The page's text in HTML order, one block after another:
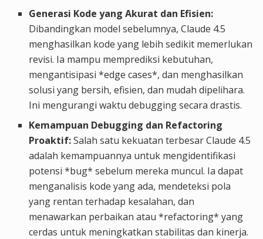
Generasi Kode yang Akurat dan Efisien:
Dibandingkan model sebelumnya, Claude 4.5
menghasilkan kode yang lebih sedikit memerlukan
revisi. Ia mampu memprediksi kebutuhan,
mengantisipasi *edge cases*, dan menghasilkan
solusi yang bersih, efisien, dan mudah dipelihara.
Ini mengurangi waktu debugging secara drastis.
Kemampuan Debugging dan Refactoring
Proaktif:Salah satu kekuatan terbesar Claude 4.5
adalah kemampuannya untuk mengidentifikasi
potensi *bug* sebelum mereka muncul. Ia dapat
menganalisis kode yang ada, mendeteksi pola
yang rentan terhadap kesalahan, dan
menawarkan perbaikan atau *refactoring* yang
cerdas untuk meningkatkan stabilitas dan kinerja.